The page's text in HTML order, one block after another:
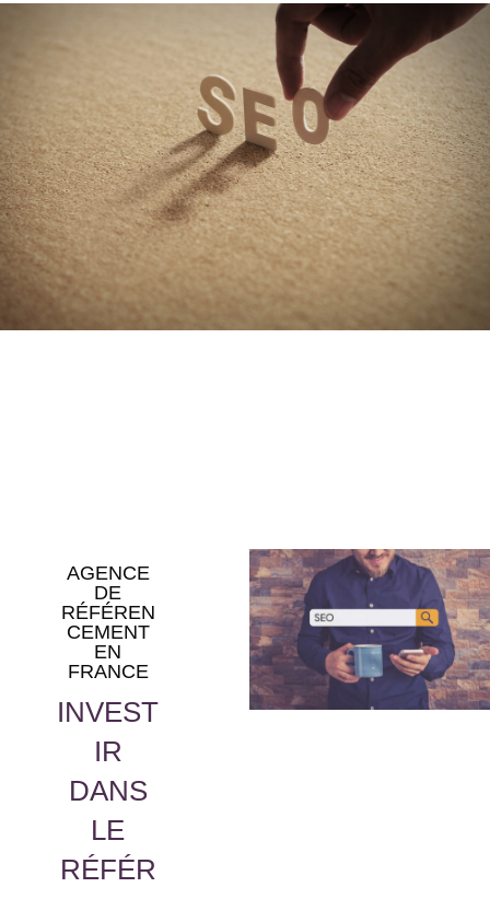
AGENCE
DE
RÉFÉREN
CEMENT
EN
FRANCE
INVEST
IR
DANS
LE
RÉFÉR